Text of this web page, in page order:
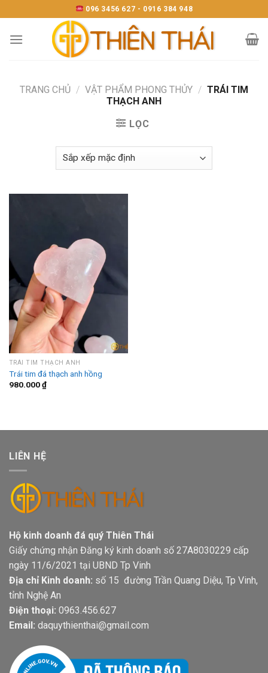
to
content
096 3456 627 - 0916 384 948
TRANG CHỦ / VẬT PHẨM PHONG THỦY / TRÁI TIM
THẠCH ANH
LỌC
TRÁI TIM THẠCH ANH
Trái tim đá thạch anh hồng
980.000₫
LIÊN HỆ
Hộ kinh doanh đá quý Thiên Thái
Giấy chứng nhận Đăng ký kinh doanh số 27A8030229 cấp
ngày 11/6/2021 tại UBND Tp Vinh
Địa chỉ Kinh doanh: số 15 đường Trần Quang Diệu, Tp Vinh,
tỉnh Nghệ An
Điện thoại: 0963.456.627
Email: daquythienthai@gmail.com